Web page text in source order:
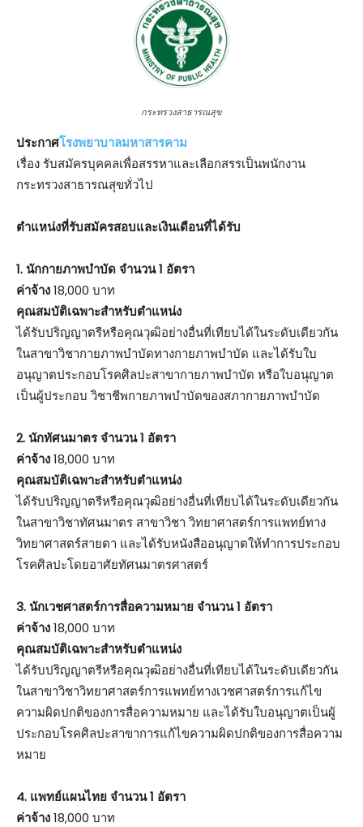
กระทรวงสาธารณสุข
ประกาศโรงพยาบาลมหาสารคาม
เรื่อง รับสมัครบุคคลเพื่อสรรหาและเลือกสรรเป็นพนักงาน
กระทรวงสาธารณสุขทั่วไป
ตําแหน่งที่รับสมัครสอบและเงินเดือนที่ได้รับ
1. นักกายภาพบำบัด จำนวน 1 อัตรา
ค่าจ้าง18,000 บาท
คุณสมบัติเฉพาะสำหรับตำแหน่ง
ได้รับปริญญาตรีหรือคุณวุฒิอย่างอื่นที่เทียบได้ในระดับเดียวกัน
ในสาขาวิชากายภาพบำบัดทางกายภาพบำบัด และได้รับใบ
อนุญาตประกอบโรคศิลปะสาขากายภาพบำบัด หรือใบอนุญาต
เป็นผู้ประกอบ วิชาชีพกายภาพบำบัดของสภากายภาพบำบัด
2. นักทัศนมาตร จำนวน 1 อัตรา
ค่าจ้าง18,000 บาท
คุณสมบัติเฉพาะสำหรับตำแหน่ง
ได้รับปริญญาตรีหรือคุณวุฒิอย่างอื่นที่เทียบได้ในระดับเดียวกัน
ในสาขาวิชาทัศนมาตร สาขาวิชา วิทยาศาสตร์การแพทย์ทาง
วิทยาศาสตร์สายตา และได้รับหนังสืออนุญาตให้ทำการประกอบ
โรคศิลปะโดยอาศัยทัศนมาตรศาสตร์
3. นักเวชศาสตร์การสื่อความหมาย จำนวน 1 อัตรา
ค่าจ้าง18,000 บาท
คุณสมบัติเฉพาะสำหรับตำแหน่ง
ได้รับปริญญาตรีหรือคุณวุฒิอย่างอื่นที่เทียบได้ในระดับเดียวกัน
ในสาขาวิชาวิทยาศาสตร์การแพทย์ทางเวชศาสตร์การแก้ไข
ความผิดปกติของการสื่อความหมาย และได้รับใบอนุญาตเป็นผู้
ประกอบโรคศิลปะสาขาการแก้ไขความผิดปกติของการสื่อความ
หมาย
4. แพทย์แผนไทย จำนวน 1 อัตรา
ค่าจ้าง18,000 บาท